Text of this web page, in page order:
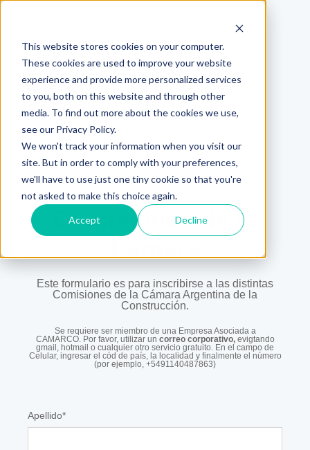
This website stores cookies on your computer.
These cookies are used to improve your website
experience and provide more personalized services
to you, both on this website and through other
media. To find out more about the cookies we use,
see our Privacy Policy.
We won't track your information when you visit our
site. But in order to comply with your preferences,
we'll have to use just one tiny cookie so that you're
not asked to make this choice again.
Accept Decline
Comisiones de la
Este formulario es para inscribirse a las distintas
Comisiones de la Cámara Argentina de la
Construcción.
Se requiere ser miembro de una Empresa Asociada a
CAMARCO. Por favor, utilizar un correo corporativo, evigtando
gmail, hotmail o cualquier otro servicio gratuito. En el campo de
Celular, ingresar el cód de país, la localidad y finalmente el número
(por ejemplo, +5491140487863)
Apellido*